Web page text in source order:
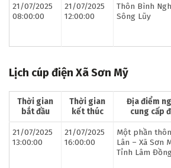
21/07/2025
08:00:00
21/07/2025
12:00:00
Thôn Bình
Sông Lũy
Lịch cúp điện Xã Sơn Mỹ
Thời gian
bắt đầu
Thời gian
kết thúc
Địa điểm
cung cấp
21/07/2025
13:00:00
21/07/2025
16:00:00
Một phần
Lân – Xã Sơn
Tỉnh Lâm Đồng